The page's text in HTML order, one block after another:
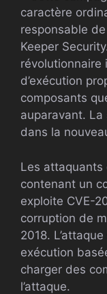
caractère
responsable
Keeper
révolutionnaire
d’exécution
composants
auparavant.
dans la
Les attaquants
contenant un
exploite CVE-
corruption de
2018.
exécution
charger des
l’attaque.